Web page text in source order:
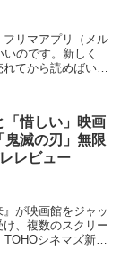
リマアプリ（メル
のです。新しく
てから読めばい
「惜しい」映画
鬼滅の刃」無限
レビュー
が映画館をジャッ
、複数のスクリー
シネマズ新宿